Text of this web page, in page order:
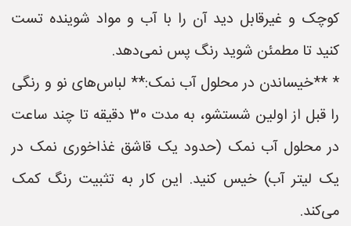
کوچک و غیرقابل دید آن را با آب و مواد شوینده تست
کنید تا مطمئن شوید رنگ پس نمی‌دهد.
* **خیساندن در محلول آب نمک:** لباس‌های نو و رنگی
را قبل از اولین شستشو، به مدت 30 دقیقه تا چند ساعت
در محلول آب نمک (حدود یک قاشق غذاخوری نمک در
یک لیتر آب) خیس کنید. این کار به تثبیت رنگ کمک
می‌کند.